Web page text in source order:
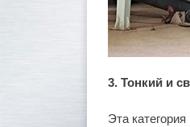
3. Тонкий и
Эта